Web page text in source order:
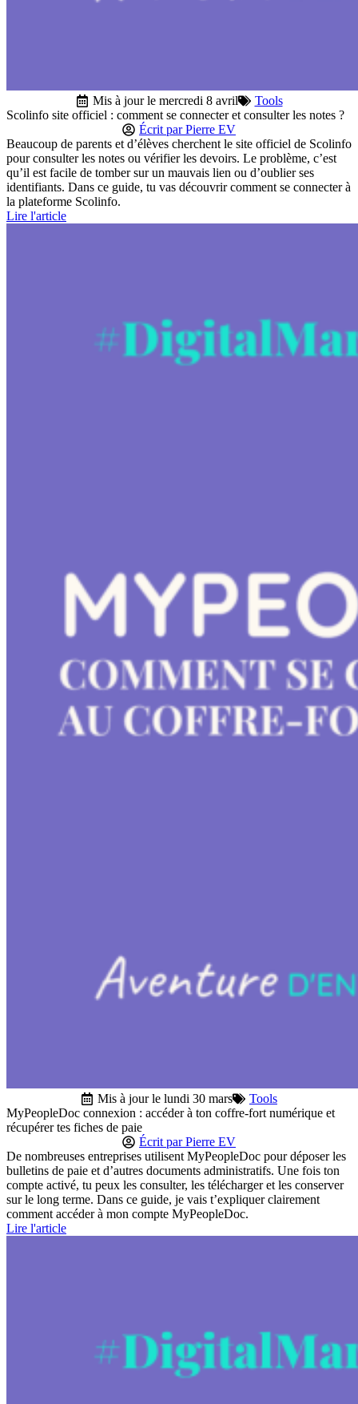
Mis à jour le mercredi 8 avril
Tools
Scolinfo site officiel : comment se connecter et consulter les notes ?
Écrit parPierre EV
Beaucoup de parents et d’élèves cherchent le site officiel de Scolinfo
pour consulter les notes ou vérifier les devoirs. Le problème, c’est
qu’il est facile de tomber sur un mauvais lien ou d’oublier ses
identifiants. Dans ce guide, tu vas découvrir comment se connecter à
la plateforme Scolinfo.
Lire l'article
Mis à jour le lundi 30 mars
Tools
MyPeopleDoc connexion : accéder à ton coffre-fort numérique et
récupérer tes fiches de paie
Écrit parPierre EV
De nombreuses entreprises utilisent MyPeopleDoc pour déposer les
bulletins de paie et d’autres documents administratifs. Une fois ton
compte activé, tu peux les consulter, les télécharger et les conserver
sur le long terme. Dans ce guide, je vais t’expliquer clairement
comment accéder à mon compte MyPeopleDoc.
Lire l'article